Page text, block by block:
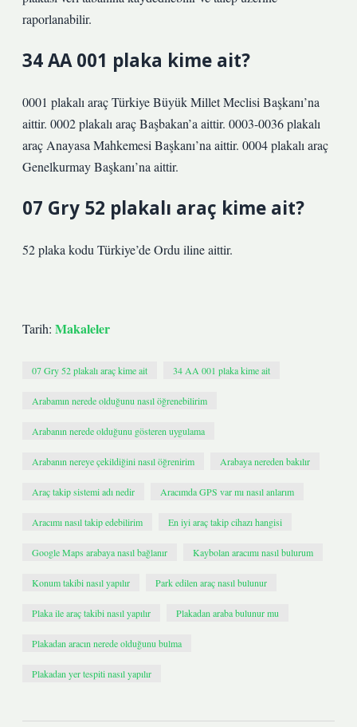
raporlanabilir.
34 AA 001 plaka kime ait?
0001 plakalı araç Türkiye Büyük Millet Meclisi Başkanı’na
aittir. 0002 plakalı araç Başbakan’a aittir. 0003-0036 plakalı
araç Anayasa Mahkemesi Başkanı’na aittir. 0004 plakalı araç
Genelkurmay Başkanı’na aittir.
07 Gry 52 plakalı araç kime ait?
52 plaka kodu Türkiye’de Ordu iline aittir.
Tarih: Makaleler
07 Gry 52 plakalı araç kime ait 34 AA 001 plaka kime ait
Arabamın nerede olduğunu nasıl öğrenebilirim
Arabanın nerede olduğunu gösteren uygulama
Arabanın nereye çekildiğini nasıl öğrenirim Arabaya nereden bakılır
Araç takip sistemi adı nedir Aracımda GPS var mı nasıl anlarım
Aracımı nasıl takip edebilirim En iyi araç takip cihazı hangisi
Google Maps arabaya nasıl bağlanır Kaybolan aracımı nasıl bulurum
Konum takibi nasıl yapılır Park edilen araç nasıl bulunur
Plaka ile araç takibi nasıl yapılır Plakadan araba bulunur mu
Plakadan aracın nerede olduğunu bulma
Plakadan yer tespiti nasıl yapılır